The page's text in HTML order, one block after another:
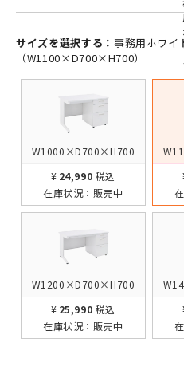
サイズを選択する： 事務用ホワイ
（W1100×D700×H700）
W1000×D700×H700
¥24,990 税込
在庫状況： 販売中
W1200×D700×H700
¥25,990 税込
在庫状況： 販売中